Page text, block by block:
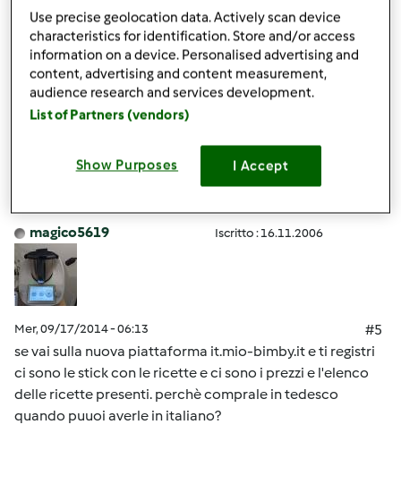
Germania vendono altre ricette sul Bimby Stick, e
possibile usare i Bimby Stick tedeschi su un Bimby
italiano?
Grazie
In cima
registratiper poter commentare
magico5619 Iscritto : 16.11.2006
Mer, 09/17/2014 - 06:13
#5
se vai sulla nuova piattaforma it.mio-bimby.it e ti registri
ci sono le stick con le ricette e ci sono i prezzi e l'elenco
delle ricette presenti. perchè comprale in tedesco
quando puuoi averle in italiano?
Use precise geolocation data. Actively scan device
characteristics for identification. Store and/or access
information on a device. Personalised advertising and
content, advertising and content measurement,
audience research and services development.
List of Partners (vendors)
Show Purposes I Accept